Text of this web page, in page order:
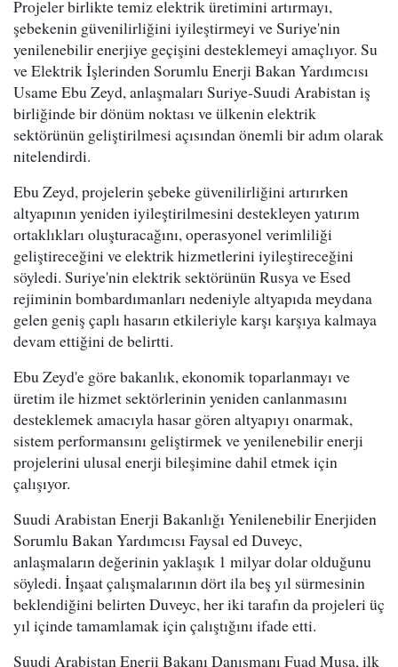
Projeler birlikte temiz elektrik üretimini artırmayı,
şebekenin güvenilirliğini iyileştirmeyi ve Suriye'nin
yenilenebilir enerjiye geçişini desteklemeyi amaçlıyor. Su
ve Elektrik İşlerinden Sorumlu Enerji Bakan Yardımcısı
Usame Ebu Zeyd, anlaşmaları Suriye-Suudi Arabistan iş
birliğinde bir dönüm noktası ve ülkenin elektrik
sektörünün geliştirilmesi açısından önemli bir adım olarak
nitelendirdi.
Ebu Zeyd, projelerin şebeke güvenilirliğini artırırken
altyapının yeniden iyileştirilmesini destekleyen yatırım
ortaklıkları oluşturacağını, operasyonel verimliliği
geliştireceğini ve elektrik hizmetlerini iyileştireceğini
söyledi. Suriye'nin elektrik sektörünün Rusya ve Esed
rejiminin bombardımanları nedeniyle altyapıda meydana
gelen geniş çaplı hasarın etkileriyle karşı karşıya kalmaya
devam ettiğini de belirtti.
Ebu Zeyd'e göre bakanlık, ekonomik toparlanmayı ve
üretim ile hizmet sektörlerinin yeniden canlanmasını
desteklemek amacıyla hasar gören altyapıyı onarmak,
sistem performansını geliştirmek ve yenilenebilir enerji
projelerini ulusal enerji bileşimine dahil etmek için
çalışıyor.
Suudi Arabistan Enerji Bakanlığı Yenilenebilir Enerjiden
Sorumlu Bakan Yardımcısı Faysal ed Duveyc,
anlaşmaların değerinin yaklaşık 1 milyar dolar olduğunu
söyledi. İnşaat çalışmalarının dört ila beş yıl sürmesinin
beklendiğini belirten Duveyc, her iki tarafın da projeleri üç
yıl içinde tamamlamak için çalıştığını ifade etti.
Suudi Arabistan Enerji Bakanı Danışmanı Fuad Musa, ilk